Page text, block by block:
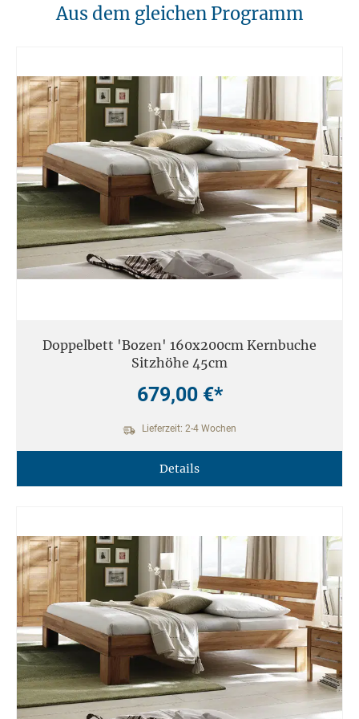
10. Brandschutz
11. Entsorgung
Am Ende der Nutzungsdauer sollten Möbel fachgerecht entsorgt
werden. Massivholz kann über den Sperrmüll oder an speziellen
Sammelstellen abgegeben werden. Die örtlichen
Entsorgungsvorschriften sind zu beachten.
12. Einsatzort
Unsere Massivmöbel sind so konzipiert das Sie für den privaten
Gebrauch in Haushalten geeignet sind. Diese Möbel sind nicht für
kommerziellen Gebrauch geeignet.
Unsere Massivholzmöbel sind nicht für den Außenbereich geeignet.
Aus dem gleichen Programm
Doppelbett 'Bozen' 160x200cm Kernbuche
Sitzhöhe 45cm
679,00 €*
Lieferzeit: 2-4 Wochen
Details